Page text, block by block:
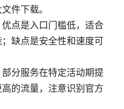
件下载。
点是入口门槛低，适合
缺点是安全性和速度可
分服务在特定活动期提
的流量，注意识别官方